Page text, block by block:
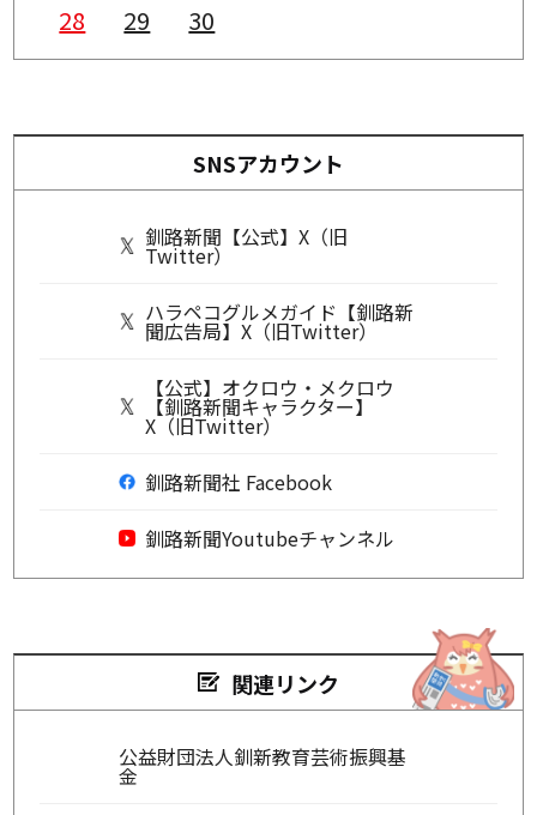
28
29 30
SNSアカウント
釧路新聞【公式】X（旧
Twitter）
ハラペコグルメガイド【釧路新
聞広告局】X（旧Twitter）
【公式】オクロウ・メクロウ
【釧路新聞キャラクター】
X（旧Twitter）
釧路新聞社 Facebook
釧路新聞Youtubeチャンネル
関連リンク
公益財団法人釧新教育芸術振興基
金